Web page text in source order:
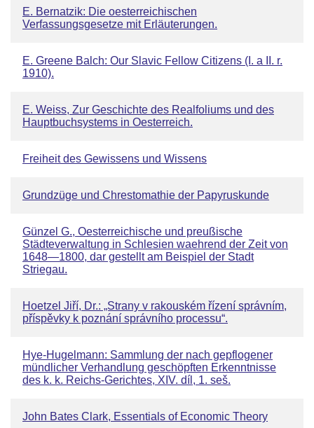
E. Bernatzik: Die oesterreichischen
Verfassungsgesetze mit Erläuterungen.
E. Greene Balch: Our Slavic Fellow Citizens (I. a II. r.
1910).
E. Weiss, Zur Geschichte des Realfoliums und des
Hauptbuchsystems in Oesterreich.
Freiheit des Gewissens und Wissens
Grundzüge und Chrestomathie der Papyruskunde
Günzel G., Oesterreichische und preußische
Städteverwaltung in Schlesien waehrend der Zeit von
1648—1800, dar gestellt am Beispiel der Stadt
Striegau.
Hoetzel Jiří, Dr.: „Strany v rakouském řízení správním,
příspěvky k poznání správního processu“.
Hye-Hugelmann: Sammlung der nach gepflogener
mündlicher Verhandlung geschöpften Erkenntnisse
des k. k. Reichs-Gerichtes, XIV. díl, 1. seš.
John Bates Clark, Essentials of Economic Theory